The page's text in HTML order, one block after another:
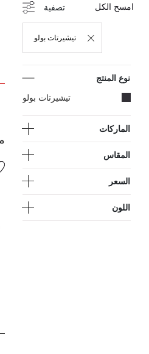
تصفية
تيشيرتات بولو
امسح الكل
نوع المنتج
تيشيرتات بولو
الماركات
المقاس
السعر
اللون